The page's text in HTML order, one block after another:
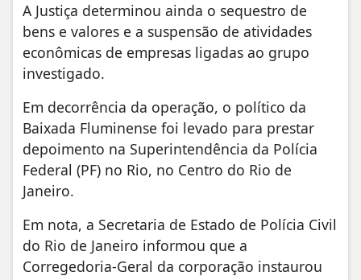
A Justiça determinou ainda o sequestro de
bens e valores e a suspensão de atividades
econômicas de empresas ligadas ao grupo
investigado.
Em decorrência da operação, o político da
Baixada Fluminense foi levado para prestar
depoimento na Superintendência da Polícia
Federal (PF) no Rio, no Centro do Rio de
Janeiro.
Em nota, a Secretaria de Estado de Polícia Civil
do Rio de Janeiro informou que a
Corregedoria-Geral da corporação instaurou